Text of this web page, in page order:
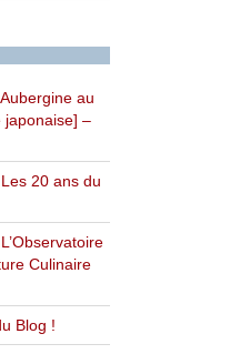
Aubergine au
japonaise] –
Les 20 ans du
L’Observatoire
Culinaire
Blog !